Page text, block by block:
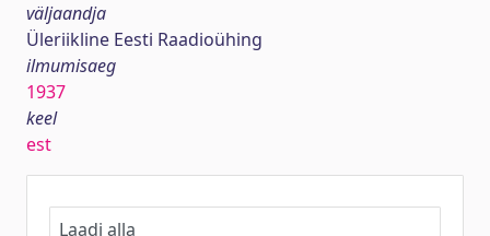
väljaandja
Üleriikline Eesti Raadioühing
ilmumisaeg
1937
keel
est
Laadi alla